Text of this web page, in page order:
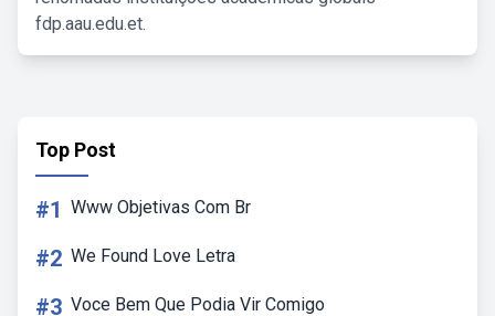
fdp.aau.edu.et.
Top Post
#1 Www Objetivas Com Br
#2 We Found Love Letra
#3 Voce Bem Que Podia Vir Comigo